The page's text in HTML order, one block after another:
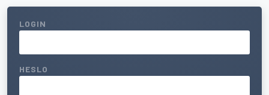
LOGIN
HESLO